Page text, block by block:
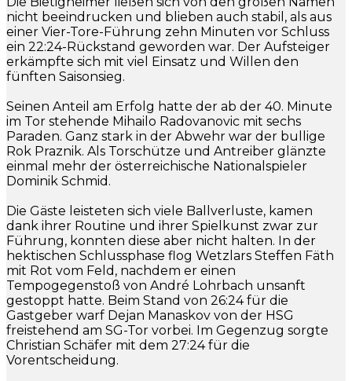
nicht beeindrucken und blieben auch stabil, als aus
einer Vier-Tore-Führung zehn Minuten vor Schluss
ein 22:24-Rückstand geworden war. Der Aufsteiger
erkämpfte sich mit viel Einsatz und Willen den
fünften Saisonsieg.
Seinen Anteil am Erfolg hatte der ab der 40. Minute
im Tor stehende Mihailo Radovanovic mit sechs
Paraden. Ganz stark in der Abwehr war der bullige
Rok Praznik. Als Torschütze und Antreiber glänzte
einmal mehr der österreichische Nationalspieler
Dominik Schmid.
Die Gäste leisteten sich viele Ballverluste, kamen
dank ihrer Routine und ihrer Spielkunst zwar zur
Führung, konnten diese aber nicht halten. In der
hektischen Schlussphase flog Wetzlars Steffen Fäth
mit Rot vom Feld, nachdem er einen
Tempogegenstoß von André Lohrbach unsanft
gestoppt hatte. Beim Stand von 26:24 für die
Gastgeber warf Dejan Manaskov von der HSG
freistehend am SG-Tor vorbei. Im Gegenzug sorgte
Christian Schäfer mit dem 27:24 für die
Vorentscheidung.